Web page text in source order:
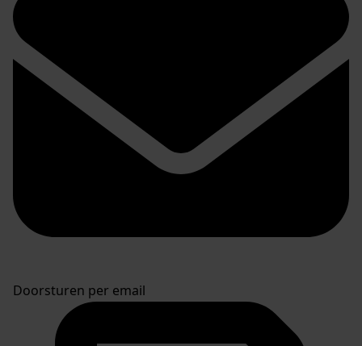
Doorsturen per email